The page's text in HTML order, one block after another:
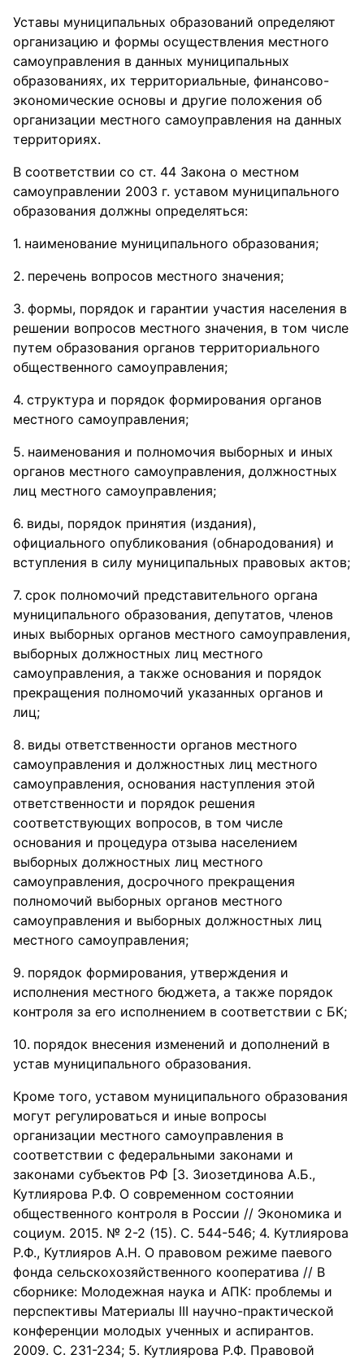
Уставы муниципальных образований определяют
организацию и формы осуществления местного
самоуправления в данных муниципальных
образованиях, их территориальные, финансово-
экономические основы и другие положения об
организации местного самоуправления на данных
территориях.
В соответствии со ст. 44 Закона о местном
самоуправлении 2003 г. уставом муниципального
образования должны определяться:
наименование муниципального образования;
перечень вопросов местного значения;
формы, порядок и гарантии участия населения в
решении вопросов местного значения, в том числе
путем образования органов территориального
общественного самоуправления;
структура и порядок формирования органов
местного самоуправления;
наименования и полномочия выборных и иных
органов местного самоуправления, должностных
лиц местного самоуправления;
виды, порядок принятия (издания),
официального опубликования (обнародования) и
вступления в силу муниципальных правовых актов;
срок полномочий представительного органа
муниципального образования, депутатов, членов
иных выборных органов местного самоуправления,
выборных должностных лиц местного
самоуправления, а также основания и порядок
прекращения полномочий указанных органов и
лиц;
виды ответственности органов местного
самоуправления и должностных лиц местного
самоуправления, основания наступления этой
ответственности и порядок решения
соответствующих вопросов, в том числе
основания и процедура отзыва населением
выборных должностных лиц местного
самоуправления, досрочного прекращения
полномочий выборных органов местного
самоуправления и выборных должностных лиц
местного самоуправления;
порядок формирования, утверждения и
исполнения местного бюджета, а также порядок
контроля за его исполнением в соответствии с БК;
порядок внесения изменений и дополнений в
устав муниципального образования.
Кроме того, уставом муниципального образования
могут регулироваться и иные вопросы
организации местного самоуправления в
соответствии с федеральными законами и
законами субъектов РФ [3. Зиозетдинова А.Б.,
Кутлиярова Р.Ф. О современном состоянии
общественного контроля в России // Экономика и
социум. 2015. № 2-2 (15). С. 544-546; 4. Кутлиярова
Р.Ф., Кутлияров А.Н. О правовом режиме паевого
фонда сельскохозяйственного кооператива // В
сборнике: Молодежная наука и АПК: проблемы и
перспективы Материалы III научно-практической
конференции молодых ученных и аспирантов.
2009. С. 231-234; 5. Кутлиярова Р.Ф. Правовой